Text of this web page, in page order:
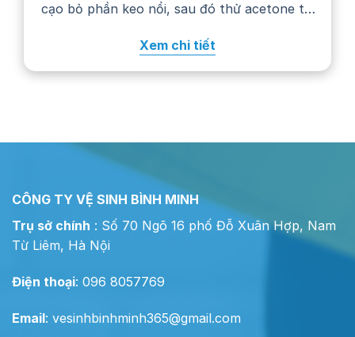
cạo bỏ phần keo nổi, sau đó thử acetone tại
Cách xử lý cụ thể còn phụ…
Xem chi tiết
CÔNG TY VỆ SINH BÌNH MINH
Trụ sở chính : Số 70 Ngõ 16 phố Đỗ Xuân Hợp, Nam
Từ Liêm, Hà Nội
Điện thoại: 096 8057769
Email: vesinhbinhminh365@gmail.com